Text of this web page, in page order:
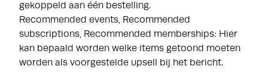
gekoppeld aan één bestelling.
Recommended events, Recommended
subscriptions, Recommended memberships: Hier
kan bepaald worden welke items getoond moeten
worden als voorgestelde upsell bij het bericht.